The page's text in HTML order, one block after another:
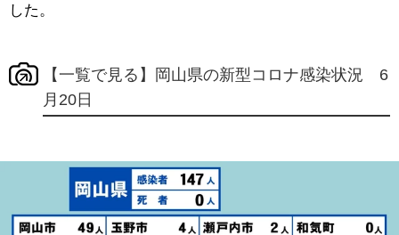
した。
【一覧で見る】岡山県の新型コロナ感染状況 6
月20日